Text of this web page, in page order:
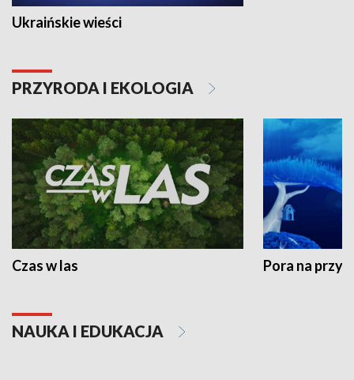
Ukraińskie wieści
PRZYRODA I EKOLOGIA
Czas w las Pora na
NAUKA I EDUKACJA